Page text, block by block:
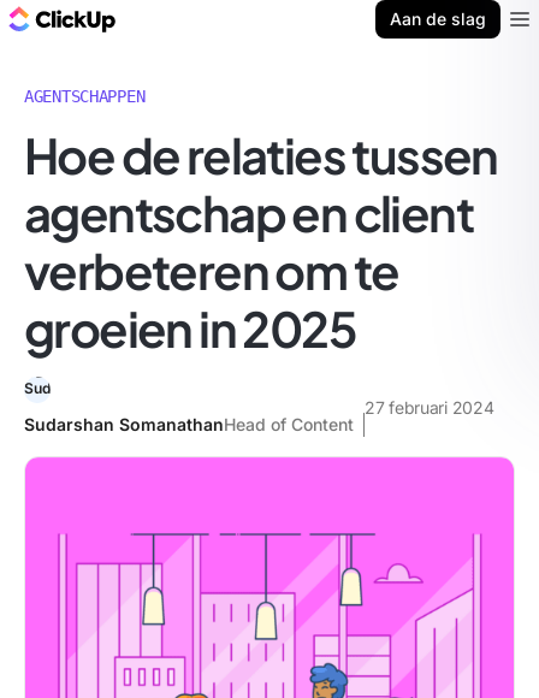
Aan de slag
AGENTSCHAPPEN
Hoe de relaties tussen
agentschap en client
verbeteren om te
groeien in 2025
Sudarshan SomanathanHead of Content
27 februari 2024